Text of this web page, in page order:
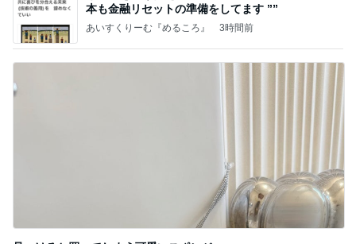
本も⾦融リセットの準備をしてます ””
あいすくりーむ『めるころ』 3時間前